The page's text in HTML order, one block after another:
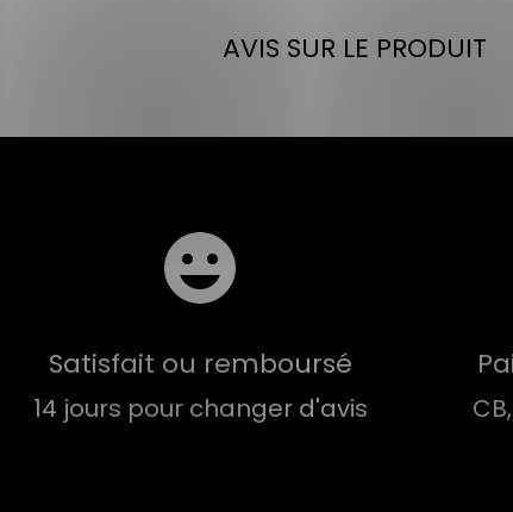
AVIS SUR LE PRODUIT
Satisfait ou remboursé
14 jours pour changer d'avis